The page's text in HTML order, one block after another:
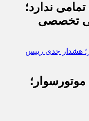
ندارد؛
تخصصی
موتورسوار؛